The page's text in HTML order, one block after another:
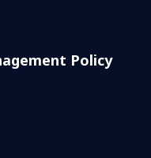
Policy